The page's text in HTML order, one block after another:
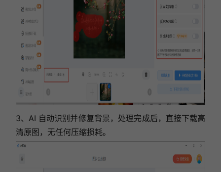
3、AI 自动识别并修复背景，处理完成后，直接下载高
清原图，无任何压缩损耗。